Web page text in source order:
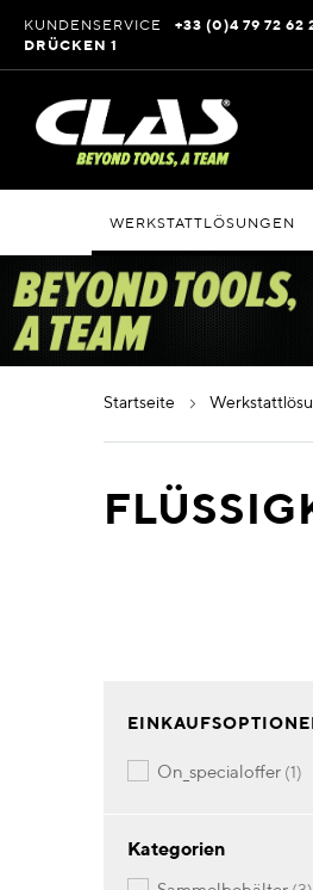
Inhalt
springen
KUNDENSERVICE
+33 (0)4 79 72 62
DRÜCKEN 1
WERKSTATTLÖSUNGEN
startseite
on_specialoffer 1
Kategorien